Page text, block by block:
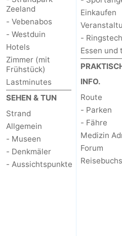
Natur
Walcherse
bos
-
Dishoek
Middelburg
Zeeuws-
Vlaanderen
-
Nieuwvliet
-
Sluis
-
Cadzand
-
Natur
Wetter
Zeeland
- Vebenabos
- Westduin
Hotels
Zimmer (mit
Frühstück)
Lastminutes
SEHEN & TUN
Strand
Allgemein
- Museen
- Denkmäler
- Aussichtspunkte
Einkaufen
-
Essen und
INFO.
Route
- Parken
- Fähre
Medizin
Forum